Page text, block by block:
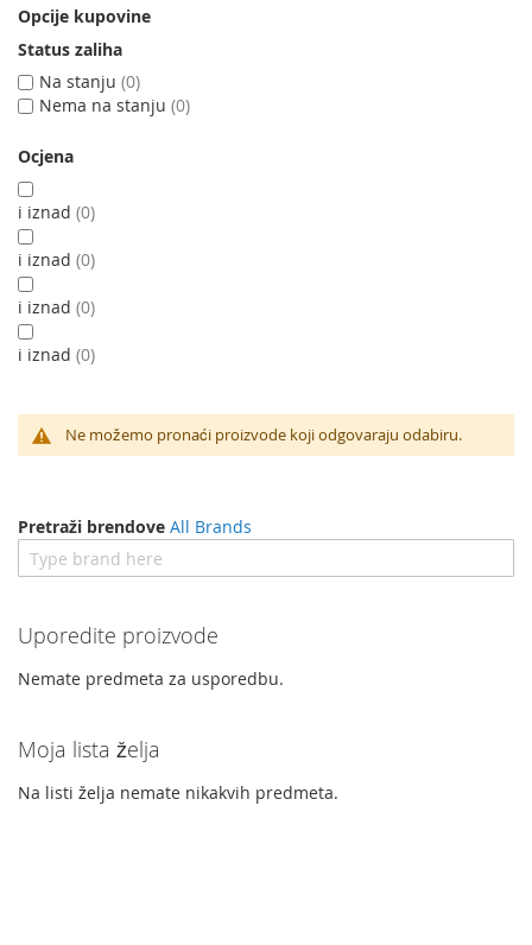
Ne možemo pronaći proizvode koji odgovaraju odabiru.
Opcije kupovine
Status zaliha
Na stanju 0
Nema na stanju 0
Ocjena
i iznad 0
i iznad 0
i iznad 0
i iznad 0
Pretraži brendove All Brands
Uporedite proizvode
Nemate predmeta za usporedbu.
Moja lista želja
Na listi želja nemate nikakvih predmeta.